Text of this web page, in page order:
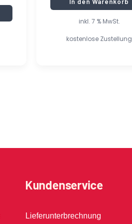
inkl. 7 % MwSt.
kostenlose Zustellung
In den Warenkorb
Kundenservice
Lieferunterbrechnung